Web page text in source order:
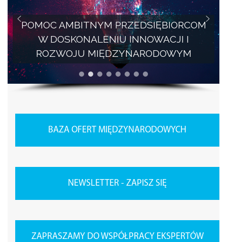
POMOC AMBITNYM PRZEDSIĘBIORCOM
W DOSKONALENIU INNOWACJI I
ROZWOJU MIĘDZYNARODOWYM
BAZA OFERT MIĘDZYNARODOWYCH
NEWSLETTER - ZAPISZ SIĘ
ZAPRASZAMY DO WSPÓŁPRACY EKSPERTÓW